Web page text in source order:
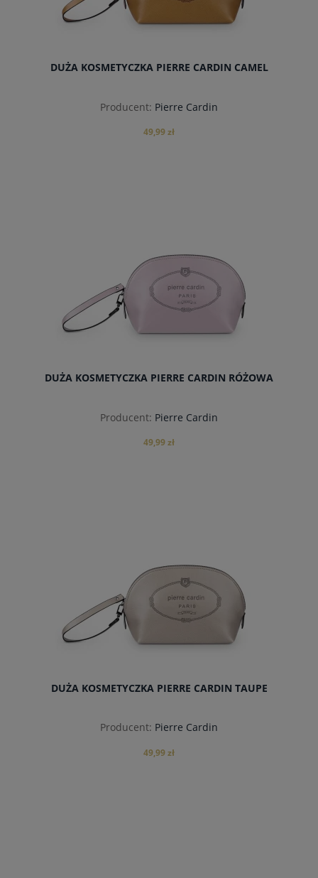
DUŻA KOSMETYCZKA PIERRE CARDIN CAMEL
Producent: Pierre Cardin
49,99 zł
DUŻA KOSMETYCZKA PIERRE CARDIN RÓŻOWA
Producent: Pierre Cardin
49,99 zł
DUŻA KOSMETYCZKA PIERRE CARDIN TAUPE
Producent: Pierre Cardin
49,99 zł